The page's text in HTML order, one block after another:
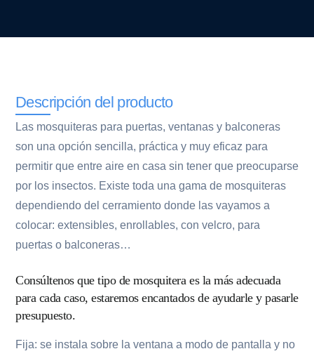
Descripción del producto
Las mosquiteras para puertas, ventanas y balconeras
son una opción sencilla, práctica y muy eficaz para
permitir que entre aire en casa sin tener que preocuparse
por los insectos. Existe toda una gama de mosquiteras
dependiendo del cerramiento donde las vayamos a
colocar: extensibles, enrollables, con velcro, para
puertas o balconeras…
Consúltenos que tipo de mosquitera es la más adecuada
para cada caso, estaremos encantados de ayudarle y pasarle
presupuesto.
Fija: se instala sobre la ventana a modo de pantalla y no